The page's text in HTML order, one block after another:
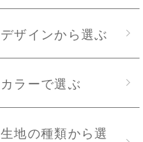
デザインから選ぶ
カラーで選ぶ
生地の種類から選